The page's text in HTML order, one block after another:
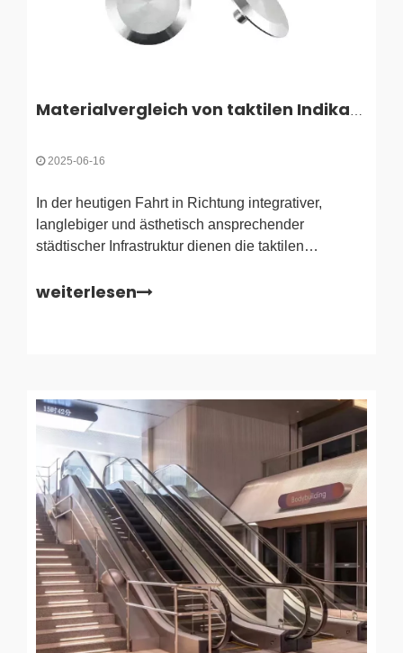
Materialvergleich von taktilen Indikatorstufen: Edelstahl, Messing, Aluminium und PU/PVC
2025-06-16
In der heutigen Fahrt in Richtung integrativer,
langlebiger und ästhetisch ansprechender
städtischer Infrastruktur dienen die taktilen
Sehbehinderten durch öffentliche Räume zu führen.
weiterlesen